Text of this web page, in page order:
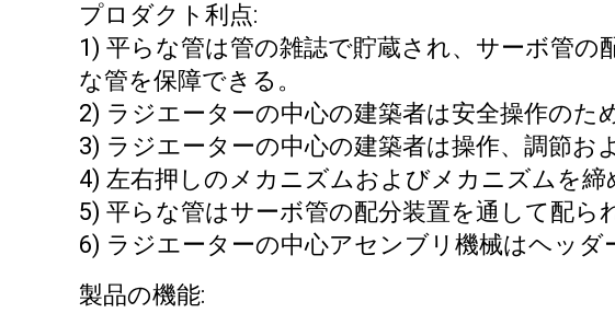
プロダクト利点:
1) 平らな管は管の雑誌で貯蔵され、サーボ管
な管を保障できる。
2) ラジエーターの中心の建築者は安全操作のた
3) ラジエーターの中心の建築者は操作、調節お
4) 左右押しのメカニズムおよびメカニズムを
5) 平らな管はサーボ管の配分装置を通して配ら
6) ラジエーターの中心アセンブリ機械はヘッ
製品の機能: